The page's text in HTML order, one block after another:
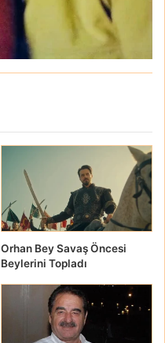
Orhan Bey Savaş Öncesi
Beylerini Topladı